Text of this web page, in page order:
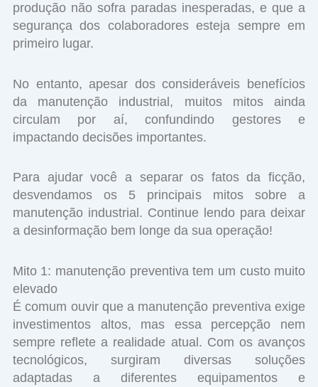
produção não sofra paradas inesperadas, e que a
segurança dos colaboradores esteja sempre em
primeiro lugar.
No entanto, apesar dos consideráveis ​​benefícios
da manutenção industrial, muitos mitos ainda
circulam por aí, confundindo gestores e
impactando decisões importantes.
Para ajudar você a separar os fatos da ficção,
desvendamos os 5 principais mitos sobre a
manutenção industrial. Continue lendo para deixar
a desinformação bem longe da sua operação!
Mito 1: manutenção preventiva tem um custo muito
elevado
É comum ouvir que a manutenção preventiva exige
investimentos altos, mas essa percepção nem
sempre reflete a realidade atual. Com os avanços
tecnológicos, surgiram diversas soluções
adaptadas a diferentes equipamentos e